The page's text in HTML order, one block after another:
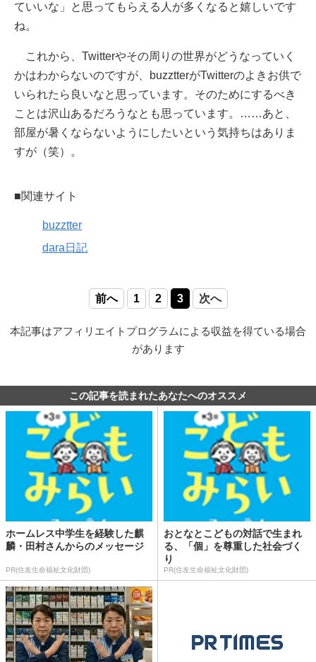
ていいな」と思ってもらえる人が多くなると嬉しいです
ね。
これから、Twitterやその周りの世界がどうなっていく
かはわからないのですが、buzztterがTwitterのよきお供で
いられたら良いなと思っています。そのためにするべき
ことは沢山あるだろうなとも思っています。……あと、
部屋が暑くならないようにしたいという気持ちはありま
すが（笑）。
■関連サイト
buzztter
dara日記
前へ 1 2 3 次へ
本記事はアフィリエイトプログラムによる収益を得ている場合
があります
この記事を読まれたあなたへのオススメ
ホームレス中学生を経験した麒
麟・田村さんからのメッセージ
PR(住友生命福祉文化財団)
おとなとこどもの対話で生まれ
る、「個」を尊重した社会づく
り
PR(住友生命福祉文化財団)